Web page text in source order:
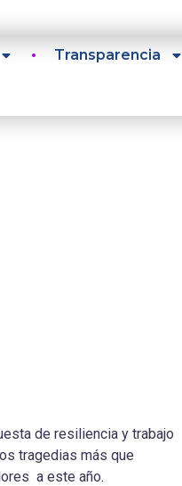
Transparencia
de resiliencia y trabajo
tragedias más que
a este año.